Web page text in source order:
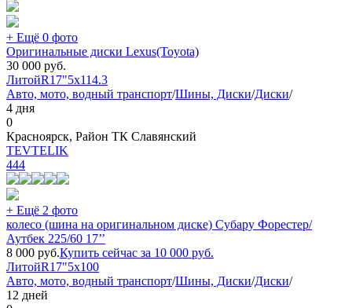
+ Ещё 0 фото
Оригинальные диски Lexus(Toyota)
30 000 руб.
ЛитойR17"5x114.3
Авто, мото, водный транспорт/Шины, Диски/Диски/
4 дня
0
Красноярск, Район ТК Славянский
TEVTELIK
444
+ Ещё 2 фото
колесо (шина на оригинальном диске) Субару Форестер/
Аутбек 225/60 17’’
8 000 руб.Купить сейчас за 10 000 руб.
ЛитойR17"5x100
Авто, мото, водный транспорт/Шины, Диски/Диски/
12 дней